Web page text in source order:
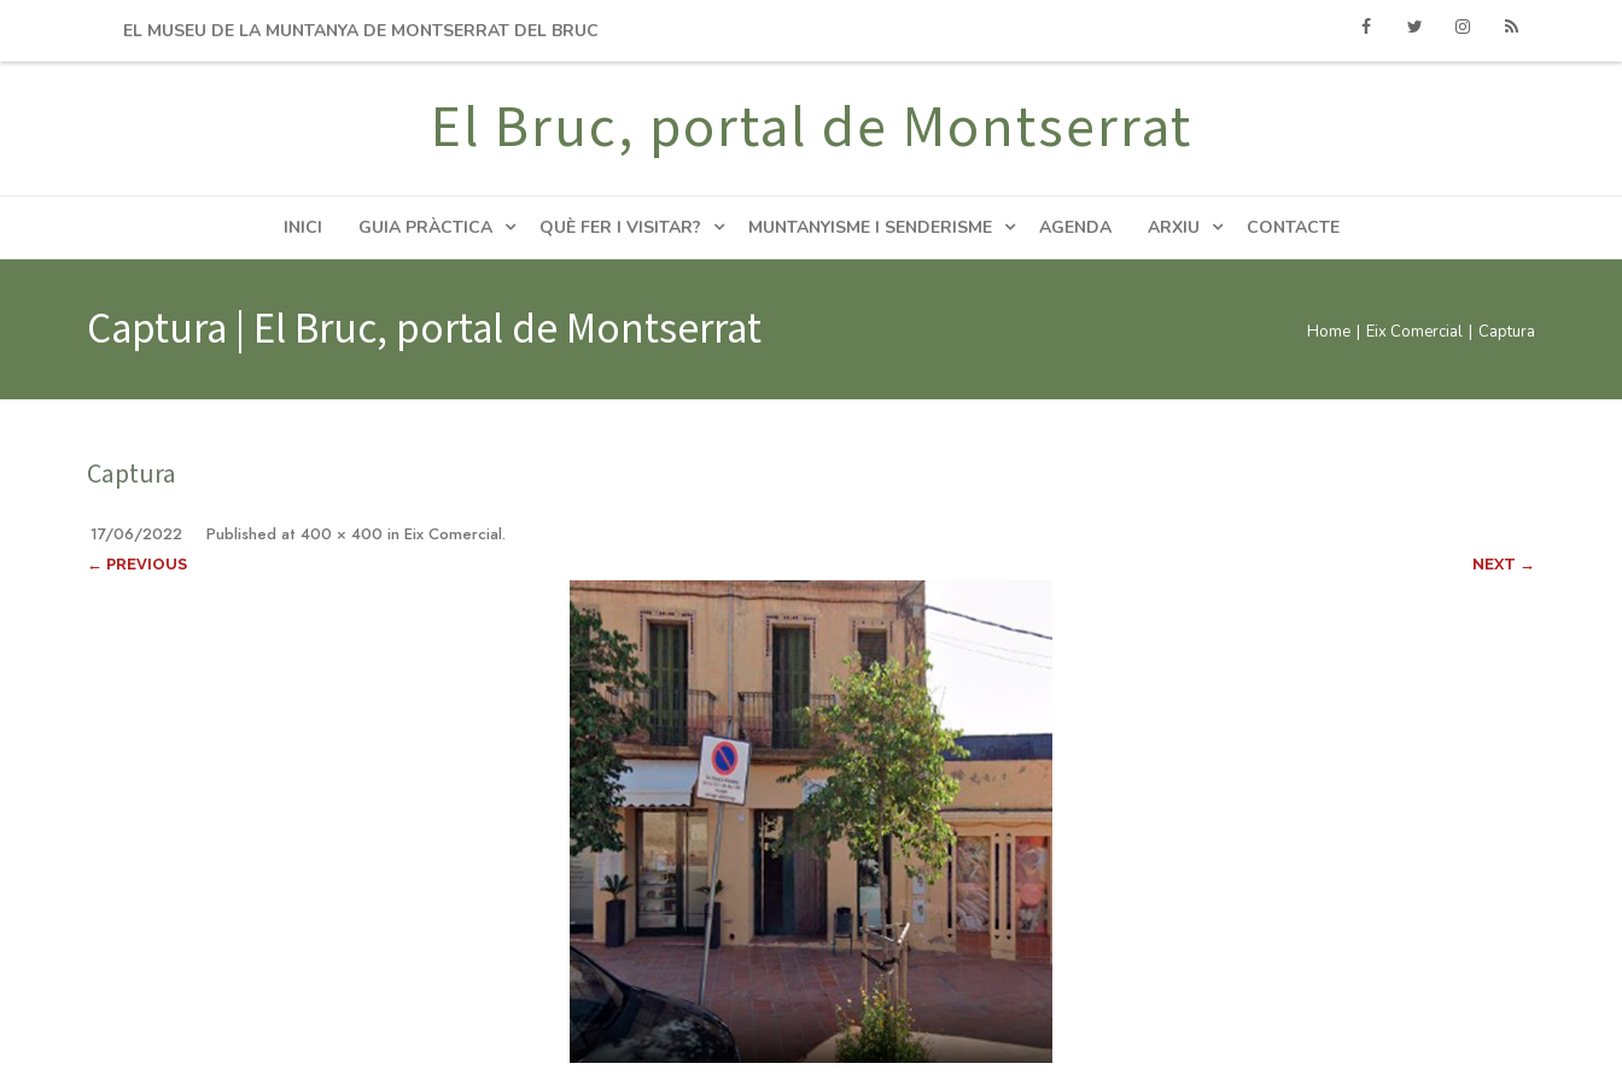
EL MUSEU DE LA MUNTANYA DE MONTSERRAT DEL BRUC
El Bruc, portal de Montserrat
INICI GUIA PRÀCTICA QUÈ FER I VISITAR? MUNTANYISME I SENDERISME AGENDA ARXIU CONTACTE
Captura | El Bruc, portal de Montserrat Home | Eix Comercial | Captura
Captura
Published
17/06/2022 at 400 × 400 in Eix Comercial.
← PREVIOUS NEXT →